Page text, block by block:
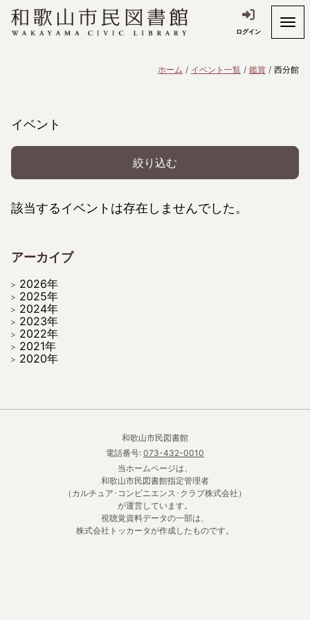
ログイン
ホーム イベント一覧 鑑賞 西分館
イベント
絞り込む
該当するイベントは存在しませんでした。
アーカイブ
2026年
2025年
2024年
2023年
2022年
2021年
2020年
和歌山市民図書館
電話番号: 073-432-0010
当ホームページは、
和歌山市民図書館指定管理者
（カルチュア･コンビニエンス･クラブ株式会社）
が運営しています。
視聴覚資料データの一部は、
株式会社トッカータが作成したものです。